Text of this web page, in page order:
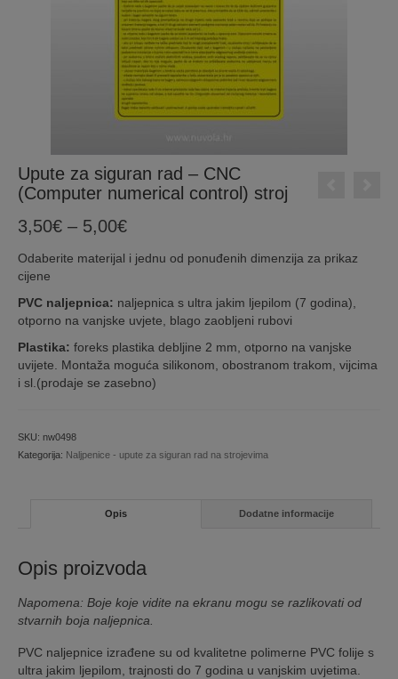
Upute za siguran rad – CNC
(Computer numerical control) stroj
3,50€ – 5,00€Price
3,50€
5,00€
Odaberite materijal i jednu od ponuđenih dimenzija za prikaz
cijene
PVC naljepnica: naljepnica s ultra jakim ljepilom (7 godina),
otporno na vanjske uvjete, blago zaobljeni rubovi
Plastika: foreks plastika debljine 2 mm, otporno na vanjske
uvijete. Montaža moguća silikonom, obostranom trakom, vijcima
i sl.(prodaje se zasebno)
SKU: nw0498
Kategorija: Naljpenice - upute za siguran rad na strojevima
Opis Dodatne informacije
Opis proizvoda
Napomena: Boje koje vidite na ekranu mogu se razlikovati od
stvarnih boja naljepnica.
PVC naljepnice izrađene su od kvalitetne polimerne PVC folije s
ultra jakim ljepilom, trajnosti do 7 godina u vanjskim uvjetima.